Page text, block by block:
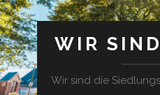
WIR
Wir sind die